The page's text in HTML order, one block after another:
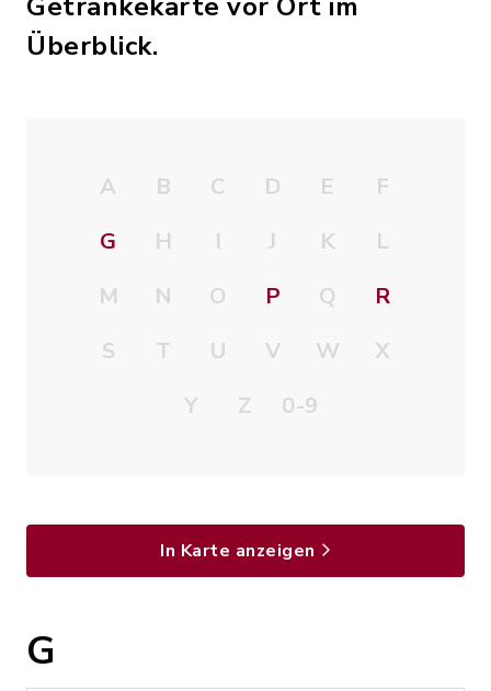
Überblick.
A B C D E
F
G
H I J K
L
M
N O P Q
R
S
T U V W
X
Y
Z 0-9
In Karte anzeigen
G